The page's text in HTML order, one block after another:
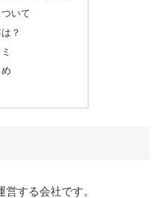
いて
？
する会社です。